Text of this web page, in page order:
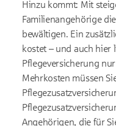
Hinzu kommt: Mit
Familienangehörige
bewältigen. Ein
kostet – und auch hier
Pflegeversicherung
Mehrkosten müssen
Angehörigen, die für